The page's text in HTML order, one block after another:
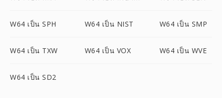
W64 เป็น SPH W64 เป็น NIST W64 เป็น SMP
W64 เป็น TXW W64 เป็น VOX W64 เป็น WVE
W64 เป็น SD2